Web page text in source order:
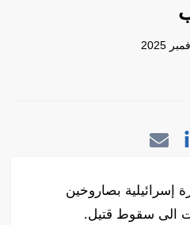
إسرائيلية بصاروخين
الى سقوط قتيل.